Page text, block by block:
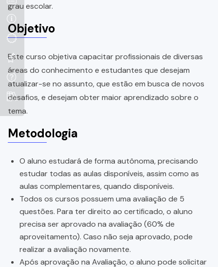
grau escolar.
Objetivo
Este curso objetiva capacitar profissionais de diversas
áreas do conhecimento e estudantes que desejam
atualizar-se no assunto, que estão em busca de novos
desafios, e desejam obter maior aprendizado sobre o
tema.
Metodologia
O aluno estudará de forma autônoma, precisando
estudar todas as aulas disponíveis, assim como as
aulas complementares, quando disponíveis.
Todos os cursos possuem uma avaliação de 5
questões. Para ter direito ao certificado, o aluno
precisa ser aprovado na avaliação (60% de
aproveitamento). Caso não seja aprovado, pode
realizar a avaliação novamente.
Após aprovação na Avaliação, o aluno pode solicitar